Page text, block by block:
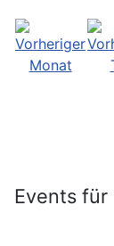
Events für